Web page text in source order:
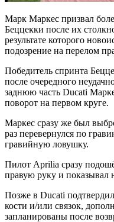
Марк Маркес призвал
Беццекки после их
результате которого
подозрение на перелом
Победитель спринта
после очередного
заднюю часть Ducati
поворот на первом круге.
Маркес сразу же был
раз перевернулся по
гравийную ловушку.
Пилот Aprilia сразу
правую руку и показывал
Позже в Ducati
кости и/или связок,
запланированы после